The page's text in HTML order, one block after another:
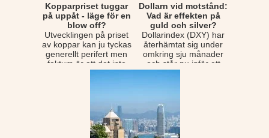
Kopparpriset tuggar
på uppåt - läge för en
blow off?
Utvecklingen på priset
av koppar kan ju tyckas
generellt perifert men
faktum är att det inte
för int...
Dollarn vid motstånd:
Vad är effekten på
guld och silver?
Dollarindex (DXY) har
återhämtat sig under
omkring sju månader
och står nu inför ett
betydligt vikti...